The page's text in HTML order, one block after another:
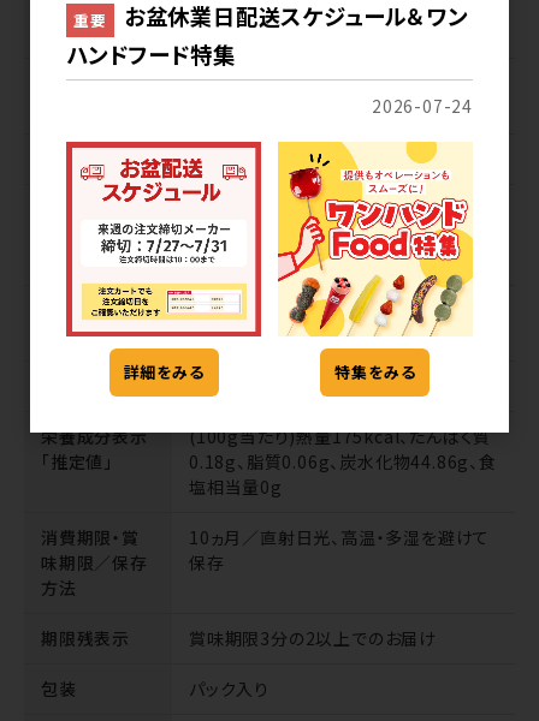
1個サイズ(入
数)／寸法
2kg／-／-
パッケージサ
160×90×240
注文単位 1パック
ケースサイズ
／荷姿サイズ
370×320×280／-
原材料名
直七(田熊すだち(高知県産))、てんさい
糖(北海道製造)
アレルギー なし
栄養成分表示
「推定値」
(100g当たり)熱量175kcal、たんぱく質
0.18g、脂質0.06g、炭水化物44.86g、食
塩相当量0g
消費期限・賞
味期限／保存
方法
10ヵ月／直射日光、高温・多湿を避けて
保存
期限残表示 賞味期限3分の2以上でのお届け
包装 パック入り
重要
お盆休業日配送スケジュール＆ワン
ハンドフード特集
2026-07-24
詳細をみる 特集をみる